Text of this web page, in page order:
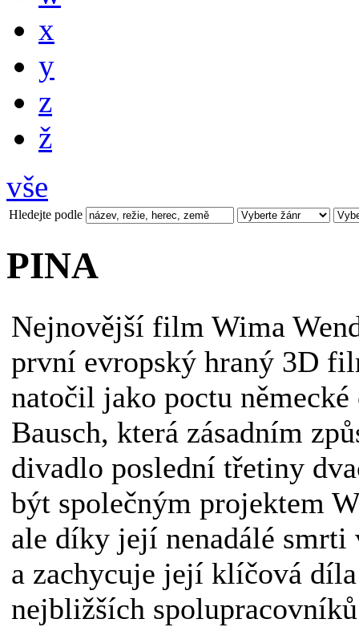
x
y
z
ž
vše
Hledejte podle
PINA
Nejnovější film Wima
první evropský hraný 3D
natočil jako poctu německé
Bausch, která zásadním
divadlo poslední třetiny
být společným projektem
ale díky její nenadálé
a zachycuje její klíčová
nejbližších